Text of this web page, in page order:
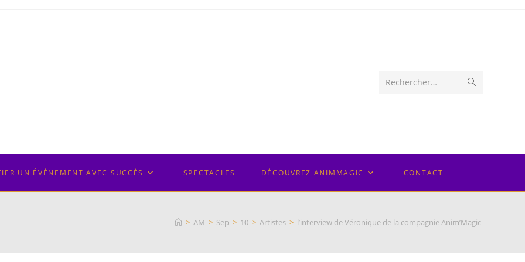
Rechercher…
UN ÉVÉNEMENT AVEC SUCCÈS SPECTACLES DÉCOUVREZ ANIMMAGIC CONTACT
> AM > Sep > 10 > Artistes > l’interview de Véronique de la compagnie Anim’Magic